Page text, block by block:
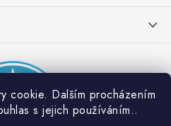
cookie. Dalším procházením
s jejich používáním..